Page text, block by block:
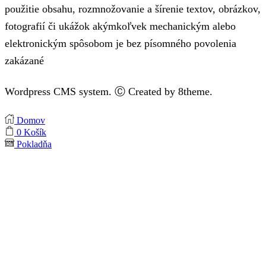
použitie obsahu, rozmnožovanie a šírenie textov, obrázkov,
fotografií či ukážok akýmkoľvek mechanickým alebo
elektronickým spôsobom je bez písomného povolenia
zakázané
Wordpress CMS system. Ⓒ Created by 8theme.
Domov
0 Košík
Pokladňa